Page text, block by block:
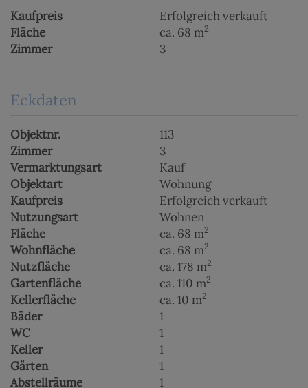
Kaufpreis
Erfolgreich verkauft
Fläche
ca. 68 m2
Zimmer 3
Eckdaten
Objektnr.
113
Zimmer
3
Vermarktungsart
Kauf
Objektart
Wohnung
Kaufpreis
Erfolgreich verkauft
Nutzungsart
Wohnen
Fläche
ca. 68 m2
Wohnfläche ca. 68 m2
Nutzfläche ca. 178 m2
Gartenfläche ca. 110 m2
Kellerfläche ca. 10 m2
Bäder
1
WC
1
Keller
1
Gärten
1
Abstellräume
1